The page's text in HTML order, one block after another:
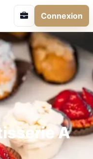
Connexion
A